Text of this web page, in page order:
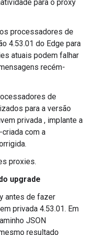
para o proxy
processadores de
4.53.01 do Edge para
atuais podem falhar
recém-
de
para a versão
privada , implante a
com a
proxies.
upgrade
antes de fazer
privada 4.53.01. Em
JSON
resultado